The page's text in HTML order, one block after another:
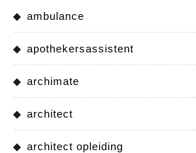
ambulance
apothekersassistent
archimate
architect
architect opleiding